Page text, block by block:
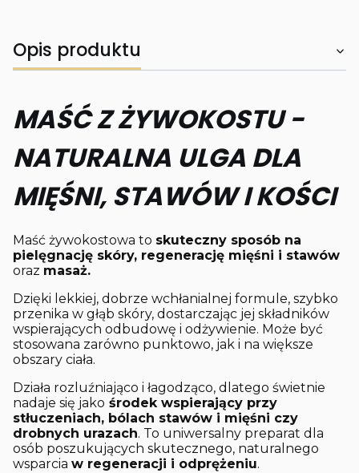
Opis produktu
MAŚĆ Z ŻYWOKOSTU -
NATURALNA ULGA DLA
MIĘŚNI, STAWÓW I KOŚCI
Maść żywokostowa to skuteczny sposób na
pielęgnację skóry, regenerację mięśni i stawów
oraz masaż.
Dzięki lekkiej, dobrze wchłanialnej formule, szybko
przenika w głąb skóry, dostarczając jej składników
wspierających odbudowę i odżywienie. Może być
stosowana zarówno punktowo, jak i na większe
obszary ciała.
Działa rozluźniająco i łagodząco, dlatego świetnie
nadaje się jako środek wspierający przy
stłuczeniach, bólach stawów i mięśni czy
drobnych urazach. To uniwersalny preparat dla
osób poszukujących skutecznego, naturalnego
wsparcia w regeneracji i odprężeniu.